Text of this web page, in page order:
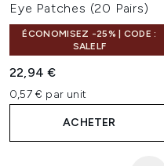
Eye Patches (20 Pairs)
ÉCONOMISEZ -25% | CODE :
SALELF
22,94 €
0,57 € par unit
ACHETER